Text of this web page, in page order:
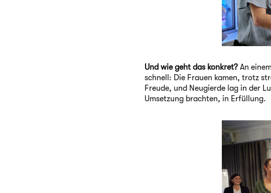
Und wie geht das konkret? An
schnell: Die Frauen kamen, trotz
Freude, und Neugierde lag in der
Umsetzung brachten, in Erfüllung.